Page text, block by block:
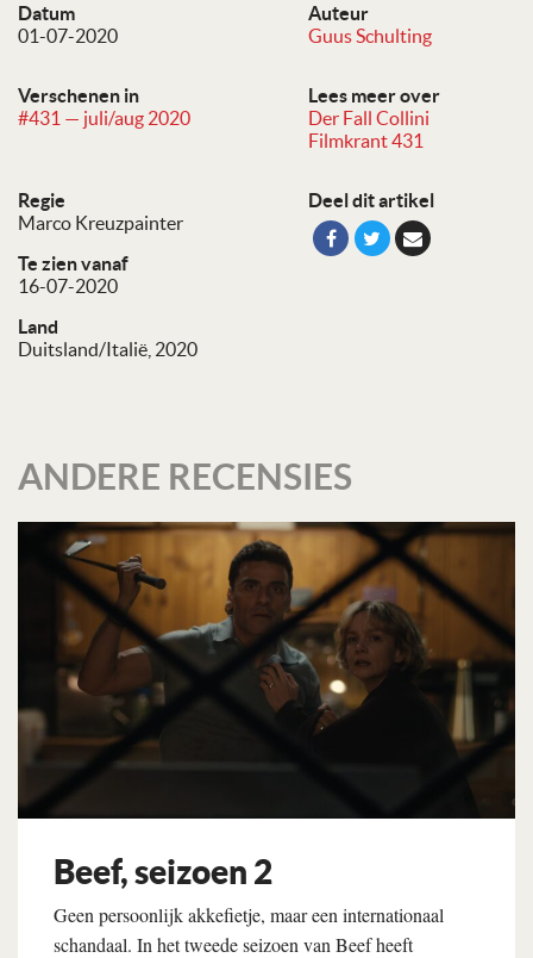
Datum
01-07-2020
Auteur
Guus Schulting
Verschenen in
#431 — juli/aug 2020
Lees meer over
Der Fall Collini
Filmkrant 431
Regie
Marco Kreuzpainter
Te zien vanaf
16-07-2020
Land
Duitsland/Italië, 2020
Deel dit artikel
ANDERE RECENSIES
Beef, seizoen 2
Geen persoonlijk akkefietje, maar een internationaal
schandaal. In het tweede seizoen van Beef heeft